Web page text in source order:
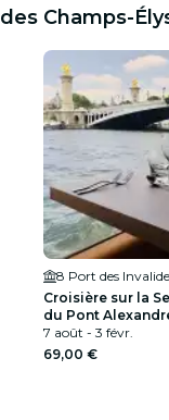
des Champs-
8 Port des
Croisière sur la
du Pont
dîner inclus
7 août - 3 févr.
69,00 €